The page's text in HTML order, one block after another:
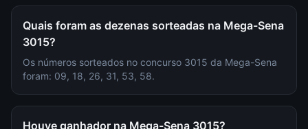
Quais foram as dezenas sorteadas na Mega-Sena
3015?
Os números sorteados no concurso 3015 da Mega-Sena
foram: 09, 18, 26, 31, 53, 58.
Houve ganhador na Mega-Sena 3015?